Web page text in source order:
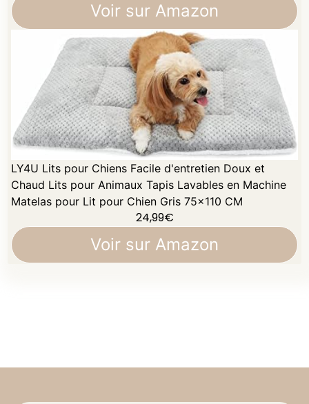
Voir sur Amazon
LY4U Lits pour Chiens Facile d'entretien Doux et
Chaud Lits pour Animaux Tapis Lavables en Machine
Matelas pour Lit pour Chien Gris 75x110 CM
24,99€
Voir sur Amazon